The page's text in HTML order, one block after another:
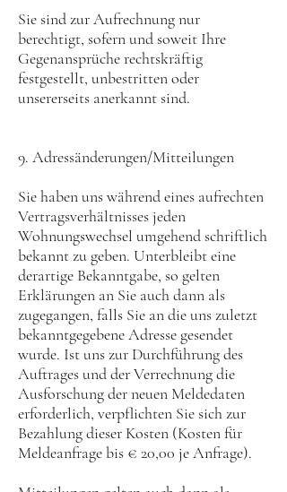
Sie sind zur Aufrechnung nur
berechtigt, sofern und soweit Ihre
Gegenansprüche rechtskräftig
festgestellt, unbestritten oder
unsererseits anerkannt sind.
9. Adressänderungen/Mitteilungen
Sie haben uns während eines aufrechten
Vertragsverhältnisses jeden
Wohnungswechsel umgehend schriftlich
bekannt zu geben. Unterbleibt eine
derartige Bekanntgabe, so gelten
Erklärungen an Sie auch dann als
zugegangen, falls Sie an die uns zuletzt
bekanntgegebene Adresse gesendet
wurde. Ist uns zur Durchführung des
Auftrages und der Verrechnung die
Ausforschung der neuen Meldedaten
erforderlich, verpflichten Sie sich zur
Bezahlung dieser Kosten (Kosten für
Meldeanfrage bis € 20,00 je Anfrage).